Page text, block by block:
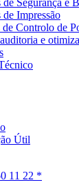
de Impressão
Controlo de
e
Útil
11 22 *